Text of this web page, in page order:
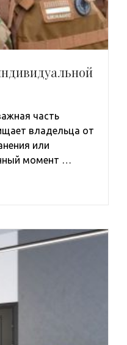
часть
владельца от
или
момент …